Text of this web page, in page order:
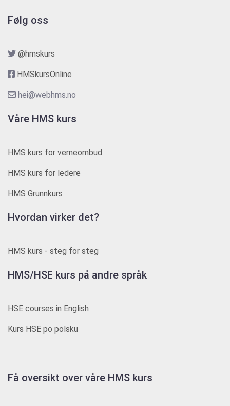
Følg oss
@hmskurs
HMSkursOnline
hei@webhms.no
Våre HMS kurs
HMS kurs for verneombud
HMS kurs for ledere
HMS Grunnkurs
Hvordan virker det?
HMS kurs - steg for steg
HMS/HSE kurs på andre språk
HSE courses in English
Kurs HSE po polsku
Få oversikt over våre HMS kurs